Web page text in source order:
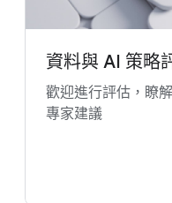
資料與 AI 策略
歡迎進行評估，瞭
專家建議